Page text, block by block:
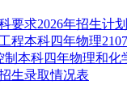
要求2026年招生计
程本科四年物理
本科四年物理和化
生录取情况表